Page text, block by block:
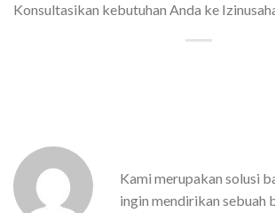
Konsultasikan kebutuhan Anda ke
Kami merupakan solusi
ingin mendirikan sebuah